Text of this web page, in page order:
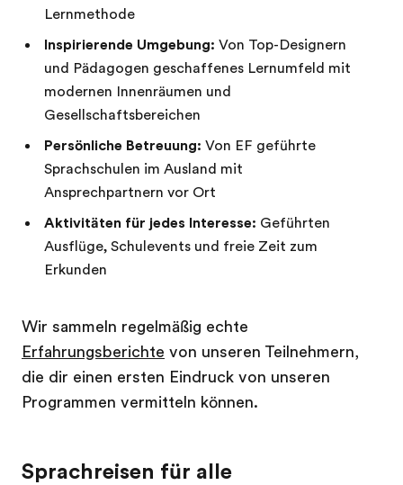
Lernmethode
Inspirierende Umgebung: Von Top-Designern
und Pädagogen geschaffenes Lernumfeld mit
modernen Innenräumen und
Gesellschaftsbereichen
Persönliche Betreuung: Von EF geführte
Sprachschulen im Ausland mit
Ansprechpartnern vor Ort
Aktivitäten für jedes Interesse: Geführten
Ausflüge, Schulevents und freie Zeit zum
Erkunden
Wir sammeln regelmäßig echte
Erfahrungsberichte von unseren Teilnehmern,
die dir einen ersten Eindruck von unseren
Programmen vermitteln können.
Sprachreisen für alle